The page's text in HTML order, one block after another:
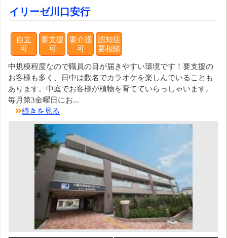
イリーゼ川口安行
自立
可
要支援
可
要介護
可
認知症
要相談
中規模程度なので職員の目が届きやすい環境です！要支援の
お客様も多く、日中は数名でカラオケを楽しんでいることも
あります。中庭でお客様が植物を育てていらっしゃいます。
毎月第3金曜日にお...
続きを見る